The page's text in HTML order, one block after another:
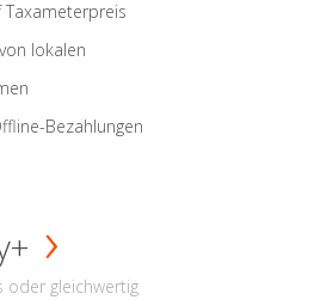
Taxameterpreis
lokalen
Bezahlungen
oder gleichwertig